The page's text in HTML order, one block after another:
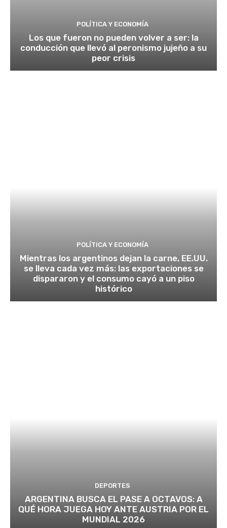
POLÍTICA Y ECONOMÍA
Los que fueron no pueden volver a ser: la
conducción que llevó al peronismo jujeño a su
peor crisis
POLÍTICA Y ECONOMÍA
Mientras los argentinos dejan la carne, EE.UU.
se lleva cada vez más: las exportaciones se
dispararon y el consumo cayó a un piso
histórico
DEPORTES
ARGENTINA BUSCA EL PASE A OCTAVOS: A
QUÉ HORA JUEGA HOY ANTE AUSTRIA POR EL
MUNDIAL 2026